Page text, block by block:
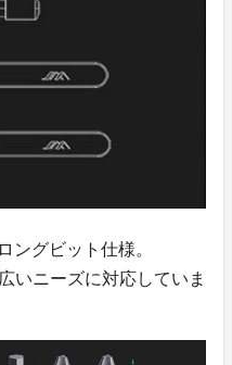
ングビット仕様。
いニーズに対応していま